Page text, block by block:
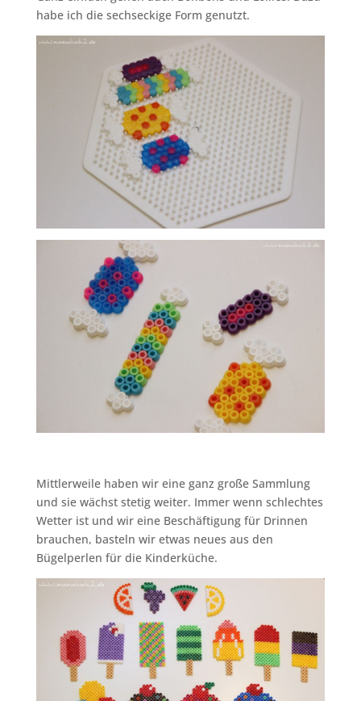
habe ich die sechseckige Form genutzt.
Mittlerweile haben wir eine ganz große Sammlung
und sie wächst stetig weiter. Immer wenn schlechtes
Wetter ist und wir eine Beschäftigung für Drinnen
brauchen, basteln wir etwas neues aus den
Bügelperlen für die Kinderküche.